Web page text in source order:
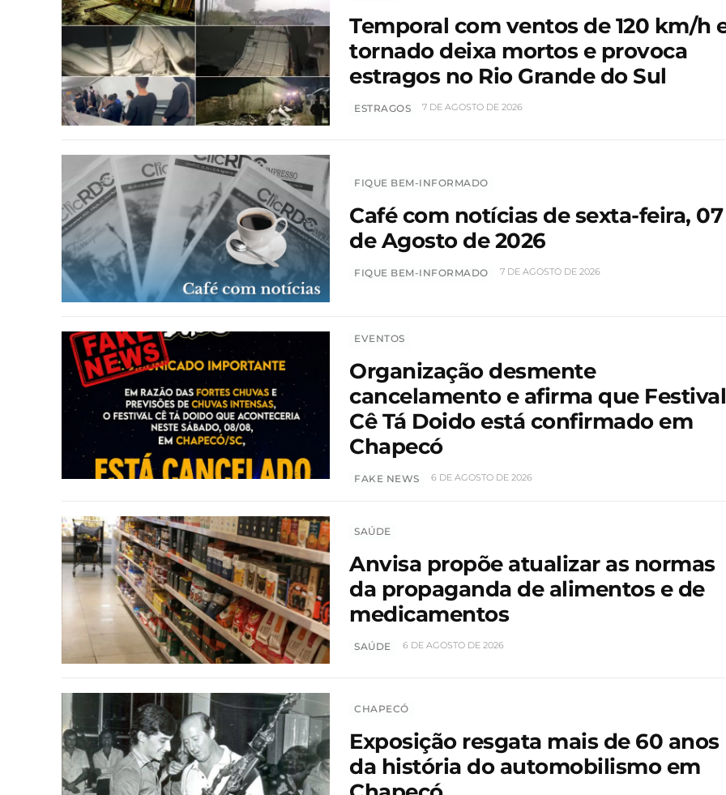
Temporal com ventos de 120 km/h
tornado deixa mortos e provoca
estragos no Rio Grande do Sul
ESTRAGOS 7 DE AGOSTO DE 2026
FIQUE BEM-INFORMADO
Café com notícias de sexta-feira, 07
de Agosto de 2026
FIQUE BEM-INFORMADO 7 DE AGOSTO DE 2026
EVENTOS
Organização desmente
cancelamento e afirma que Festival
Cê Tá Doido está confirmado em
Chapecó
FAKE NEWS 6 DE AGOSTO DE 2026
SAÚDE
Anvisa propõe atualizar as normas
da propaganda de alimentos e de
medicamentos
SAÚDE 6 DE AGOSTO DE 2026
CHAPECÓ
Exposição resgata mais de 60 anos
da história do automobilismo em